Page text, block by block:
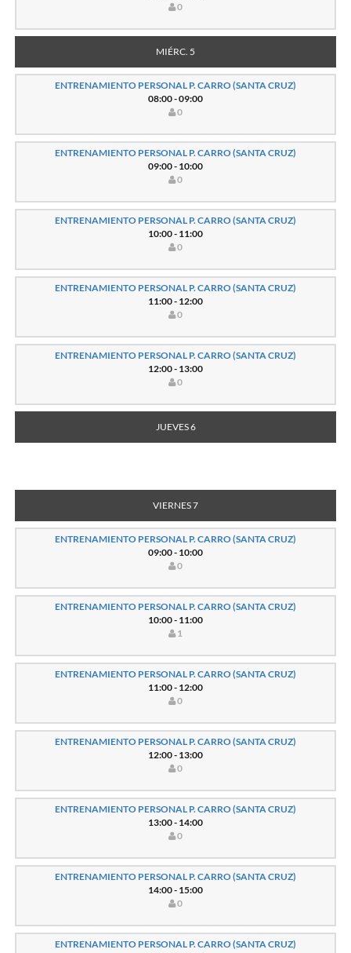
0
MIÉRC. 5
ENTRENAMIENTO PERSONAL P. CARRO (SANTA CRUZ)
08:00 - 09:00
0
ENTRENAMIENTO PERSONAL P. CARRO (SANTA CRUZ)
09:00 - 10:00
0
ENTRENAMIENTO PERSONAL P. CARRO (SANTA CRUZ)
10:00 - 11:00
0
ENTRENAMIENTO PERSONAL P. CARRO (SANTA CRUZ)
11:00 - 12:00
0
ENTRENAMIENTO PERSONAL P. CARRO (SANTA CRUZ)
12:00 - 13:00
0
JUEVES 6
VIERNES 7
ENTRENAMIENTO PERSONAL P. CARRO (SANTA CRUZ)
09:00 - 10:00
0
ENTRENAMIENTO PERSONAL P. CARRO (SANTA CRUZ)
10:00 - 11:00
1
ENTRENAMIENTO PERSONAL P. CARRO (SANTA CRUZ)
11:00 - 12:00
0
ENTRENAMIENTO PERSONAL P. CARRO (SANTA CRUZ)
12:00 - 13:00
0
ENTRENAMIENTO PERSONAL P. CARRO (SANTA CRUZ)
13:00 - 14:00
0
ENTRENAMIENTO PERSONAL P. CARRO (SANTA CRUZ)
14:00 - 15:00
0
ENTRENAMIENTO PERSONAL P. CARRO (SANTA CRUZ)